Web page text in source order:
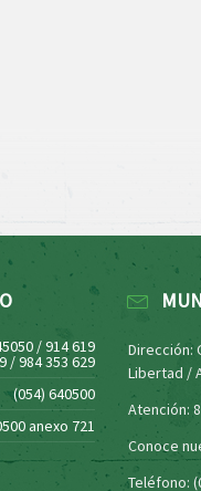
/ 914 619
/ 984 353 629
(054) 640500
anexo 721
Dirección:
Libertad /
Atención:
Conoce
Teléfono: